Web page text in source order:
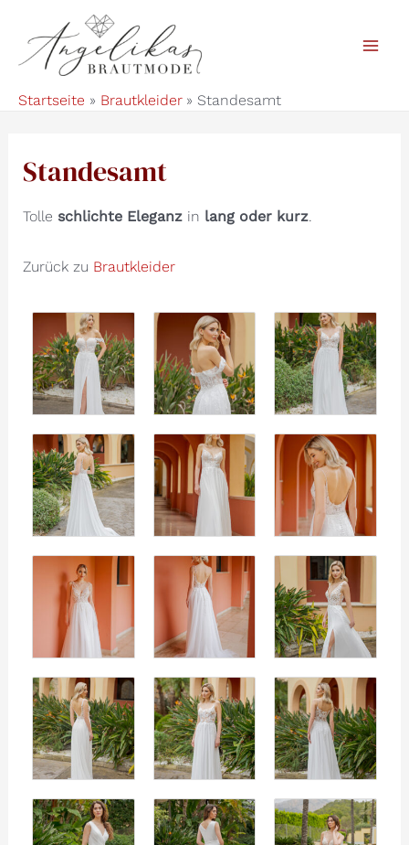
Inhalt
springen
Startseite Brautkleider Standesamt
Standesamt
Tolle schlichte Eleganzin lang oder kurz.
Zurück zu Brautkleider